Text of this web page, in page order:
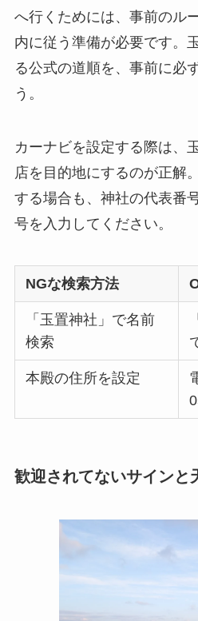
へ行くためには、事前のル
内に従う準備が必要です。
る公式の道順を、事前に必
う。
カーナビを設定する際は、
店を目的地にするのが正解
する場合も、神社の代表番
号を入力してください。
NGな検索方法
「玉置神社」で名前
検索
本殿の住所を設定
歓迎されてないサインと